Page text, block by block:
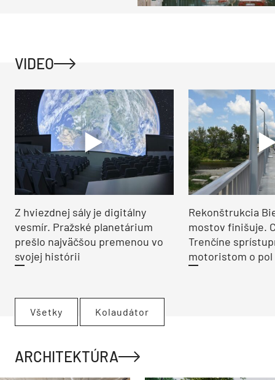
VIDEO
Z hviezdnej sály je digitálny
vesmír. Pražské planetárium
prešlo najväčšou premenou vo
svojej histórii
Rekonštrukcia
mostov finišuje.
Trenčíne
motoristom o pol
Všetky Kolaudátor
ARCHITEKTÚRA